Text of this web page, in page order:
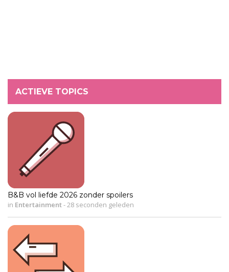
ACTIEVE TOPICS
B&B vol liefde 2026 zonder spoilers
in Entertainment-28 seconden geleden